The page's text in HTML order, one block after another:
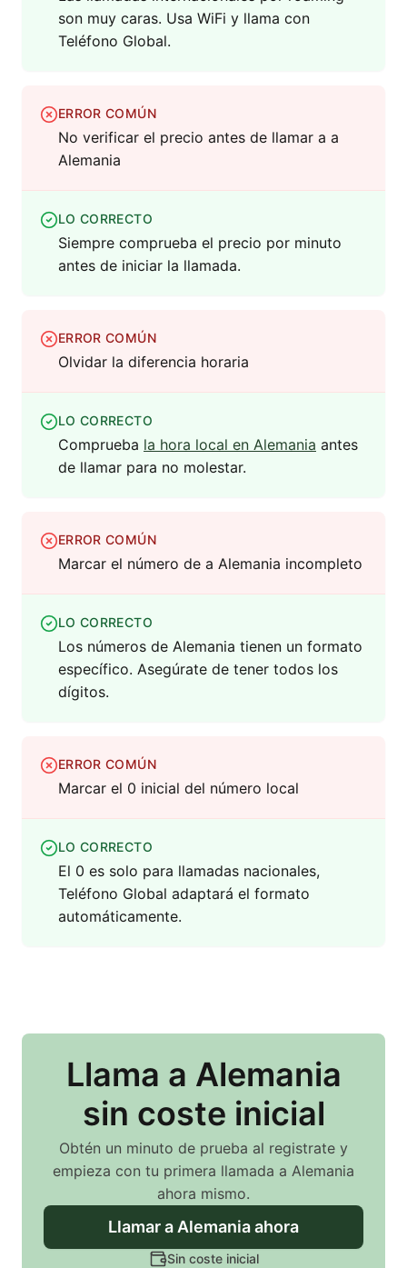
son muy caras. Usa WiFi y llama con
Teléfono Global.
ERROR COMÚN
No verificar el precio antes de llamar a a
Alemania
LO CORRECTO
Siempre comprueba el precio por minuto
antes de iniciar la llamada.
ERROR COMÚN
Olvidar la diferencia horaria
LO CORRECTO
Comprueba la hora local en Alemania antes
de llamar para no molestar.
ERROR COMÚN
Marcar el número de a Alemania incompleto
LO CORRECTO
Los números de Alemania tienen un formato
específico. Asegúrate de tener todos los
dígitos.
ERROR COMÚN
Marcar el 0 inicial del número local
LO CORRECTO
El 0 es solo para llamadas nacionales,
Teléfono Global adaptará el formato
automáticamente.
Llama a Alemania
sin coste inicial
Obtén un minuto de prueba al registrate y
empieza con tu primera llamada a Alemania
ahora mismo.
Llamara Alemaniaahora
Sin coste inicial